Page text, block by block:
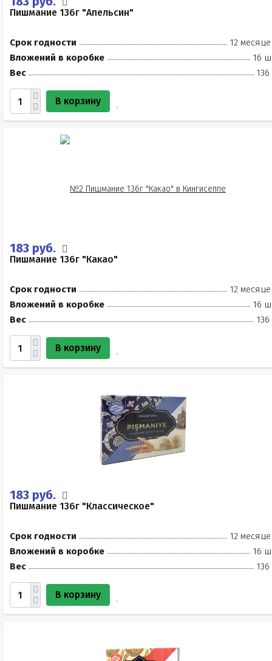
Пишмание 136г "Апельсин"
Срок годности
12
Вложений в коробке
16
Вес
136
В корзину
183 руб.
Пишмание 136г "Какао"
Срок годности
12
Вложений в коробке
16
Вес
136
В корзину
183 руб.
Пишмание 136г "Классическое"
Срок годности
12
Вложений в коробке
16
Вес
136
В корзину